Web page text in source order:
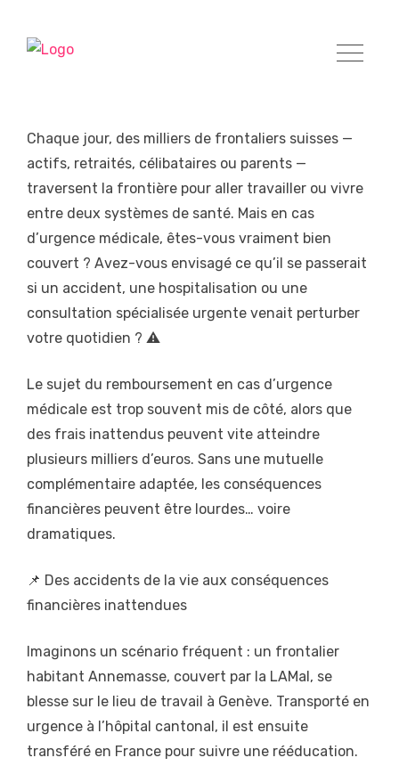
Chaque jour, des milliers de frontaliers suisses —
actifs, retraités, célibataires ou parents —
traversent la frontière pour aller travailler ou vivre
entre deux systèmes de santé. Mais en cas
d’urgence médicale, êtes-vous vraiment bien
couvert ? Avez-vous envisagé ce qu’il se passerait
si un accident, une hospitalisation ou une
consultation spécialisée urgente venait perturber
votre quotidien ? ⚠️
Le sujet du remboursement en cas d’urgence
médicale est trop souvent mis de côté, alors que
des frais inattendus peuvent vite atteindre
plusieurs milliers d’euros. Sans une mutuelle
complémentaire adaptée, les conséquences
financières peuvent être lourdes… voire
dramatiques.
📌 Des accidents de la vie aux conséquences
financières inattendues
Imaginons un scénario fréquent : un frontalier
habitant Annemasse, couvert par la LAMal, se
blesse sur le lieu de travail à Genève. Transporté en
urgence à l’hôpital cantonal, il est ensuite
transféré en France pour suivre une rééducation.